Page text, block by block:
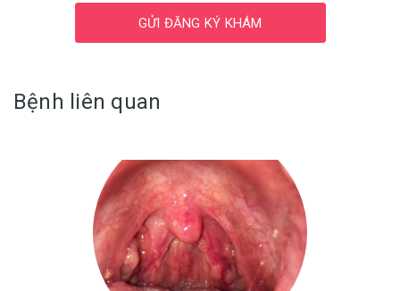
GỬI ĐĂNG KÝ KHÁM
Bệnh liên quan